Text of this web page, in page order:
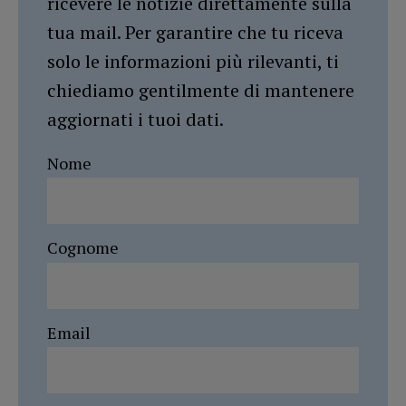
tua mail. Per garantire che tu riceva
solo le informazioni più rilevanti, ti
chiediamo gentilmente di mantenere
aggiornati i tuoi dati.
Nome
Cognome
Email